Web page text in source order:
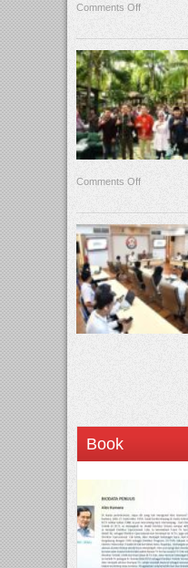
Comments Off
Comments Off
Book